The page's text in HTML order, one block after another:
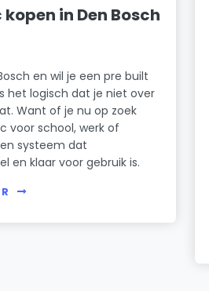
in Den Bosch
en wil je een pre built
het logisch dat je niet over
Want of je nu op zoek
voor school, werk of
systeem dat
en klaar voor gebruik is.